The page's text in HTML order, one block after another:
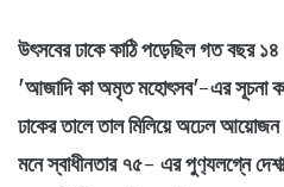
উৎসবের ঢাকে কাঠি পড়েছিল গত বছর
'আজাদি কা অমৃত মহোৎসব'-এর সূচনা
ঢাকের তালে তাল মিলিয়ে অঢেল
মনে স্বাধীনতার ৭৫- এর পুণ‍্যলগ্নে